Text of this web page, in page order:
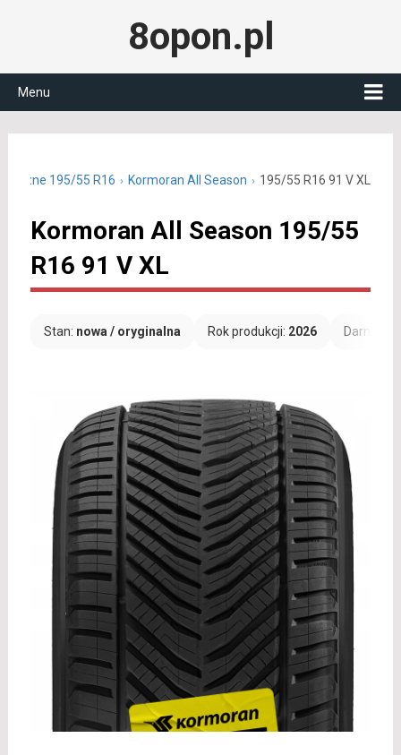
8opon.pl
Menu
195/55 R16 Kormoran All Season 195/55 R16 91 V XL
Kormoran All Season 195/55
R16 91 V XL
Stan: nowa / oryginalna Rok produkcji: 2026